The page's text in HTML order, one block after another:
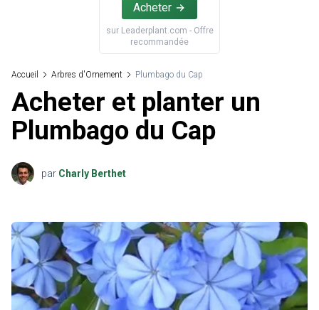
Acheter
sur Leaderplant.com - Offre
recommandée
Accueil Arbres d'Ornement Plumbago du Cap
Acheter et planter un
Plumbago du Cap
par Charly Berthet